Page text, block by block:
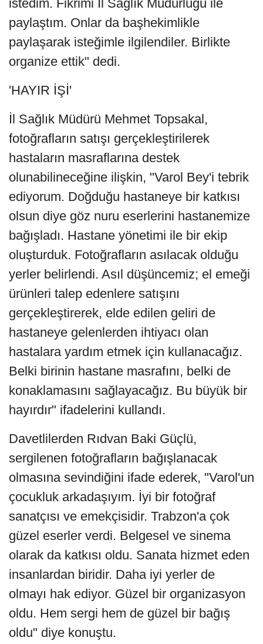
istedim. Fikrimi İl Sağlık Müdürlüğü ile
paylaştım. Onlar da başhekimlikle
paylaşarak isteğimle ilgilendiler. Birlikte
organize ettik" dedi.
'HAYIR İŞİ'
İl Sağlık Müdürü Mehmet Topsakal,
fotoğrafların satışı gerçekleştirilerek
hastaların masraflarına destek
olunabilineceğine ilişkin, "Varol Bey'i tebrik
ediyorum. Doğduğu hastaneye bir katkısı
olsun diye göz nuru eserlerini hastanemize
bağışladı. Hastane yönetimi ile bir ekip
oluşturduk. Fotoğrafların asılacak olduğu
yerler belirlendi. Asıl düşüncemiz; el emeği
ürünleri talep edenlere satışını
gerçekleştirerek, elde edilen geliri de
hastaneye gelenlerden ihtiyacı olan
hastalara yardım etmek için kullanacağız.
Belki birinin hastane masrafını, belki de
konaklamasını sağlayacağız. Bu büyük bir
hayırdır" ifadelerini kullandı.
Davetlilerden Rıdvan Baki Güçlü,
sergilenen fotoğrafların bağışlanacak
olmasına sevindiğini ifade ederek, "Varol'un
çocukluk arkadaşıyım. İyi bir fotoğraf
sanatçısı ve emekçisidir. Trabzon'a çok
güzel eserler verdi. Belgesel ve sinema
olarak da katkısı oldu. Sanata hizmet eden
insanlardan biridir. Daha iyi yerler de
olmayı hak ediyor. Güzel bir organizasyon
oldu. Hem sergi hem de güzel bir bağış
oldu" diye konuştu.